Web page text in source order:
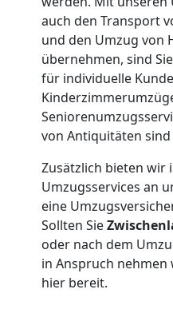
auch den Transport
und den Umzug von
übernehmen, sind
für individuelle
von Antiquitäten
Zusätzlich bieten wir
Umzugsservices an
eine
Sollten Sie
oder nach dem
in Anspruch
hier bereit.
Neustadt
Wiener
Neustadt
Umzug
Wiener
Neustadt